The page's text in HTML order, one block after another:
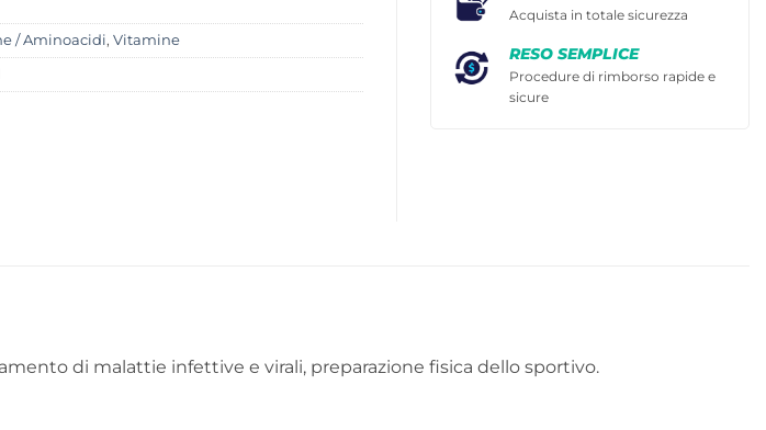
/ Aminoacidi, Vitamine
Acquista in totale sicurezza
RESO SEMPLICE
Procedure di rimborso rapide e
sicure
di malattie infettive e virali, preparazione fisica dello sportivo.